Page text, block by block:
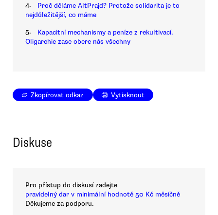
4.
Proč děláme AltPrajd? Protože solidarita je to
nejdůležitější, co máme
5.
Kapacitní mechanismy a peníze z rekultivací.
Oligarchie zase obere nás všechny
Zkopírovat odkaz Vytisknout
Diskuse
Pro přístup do diskusí zadejte
pravidelný dar v minimální hodnotě 50 Kč měsíčně
Děkujeme za podporu.